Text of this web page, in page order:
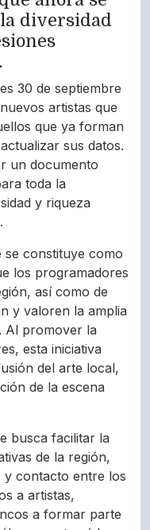
diversidad
30 de septiembre
artistas que
que ya forman
sus datos.
un documento
toda la
y riqueza
se constituye como
los programadores
así como de
y valoren la amplia
Al promover la
esta iniciativa
del arte local,
de la escena
busca facilitar la
de la región,
y contacto entre los
a artistas,
a formar parte